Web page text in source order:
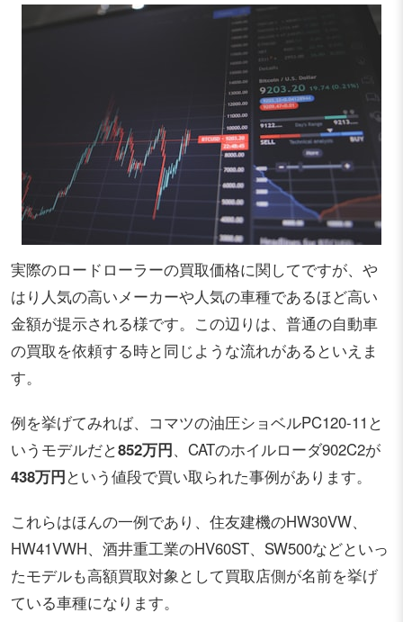
実際のロードローラーの買取価格に関してですが、や
はり人気の高いメーカーや人気の車種であるほど高い
金額が提示される様です。この辺りは、普通の自動車
の買取を依頼する時と同じような流れがあるといえま
す。
例を挙げてみれば、コマツの油圧ショベルPC120-11と
いうモデルだと852万円、CATのホイルローダ902C2が
438万円という値段で買い取られた事例があります。
これらはほんの一例であり、住友建機のHW30VW、
HW41VWH、酒井重工業のHV60ST、SW500などといっ
たモデルも高額買取対象として買取店側が名前を挙げ
ている車種になります。